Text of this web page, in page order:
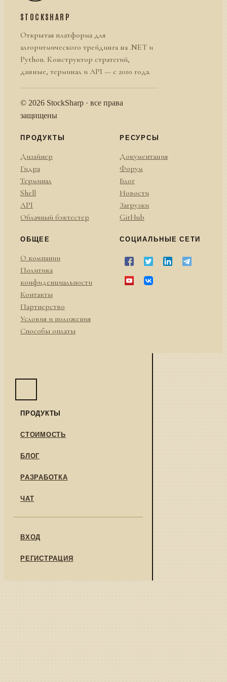
STOCKSHARP
Открытая платформа для
алгоритмического трейдинга на .NET и
Python. Конструктор стратегий,
данные, терминал и API — с 2010 года.
© 2026 StockSharp · все права
защищены
ПРОДУКТЫ
Дизайнер
Гидра
Терминал
Shell
API
Облачный бэктестер
РЕСУРСЫ
Документация
Форум
Блог
Новости
Загрузки
GitHub
ОБЩЕЕ
О компании
Политика
конфиденциальности
Контакты
Партнерство
Условия и положения
Способы оплаты
СОЦИАЛЬНЫЕ СЕТИ
ПРОДУКТЫ
СТОИМОСТЬ
БЛОГ
РАЗРАБОТКА
ЧАТ
ВХОД
РЕГИСТРАЦИЯ